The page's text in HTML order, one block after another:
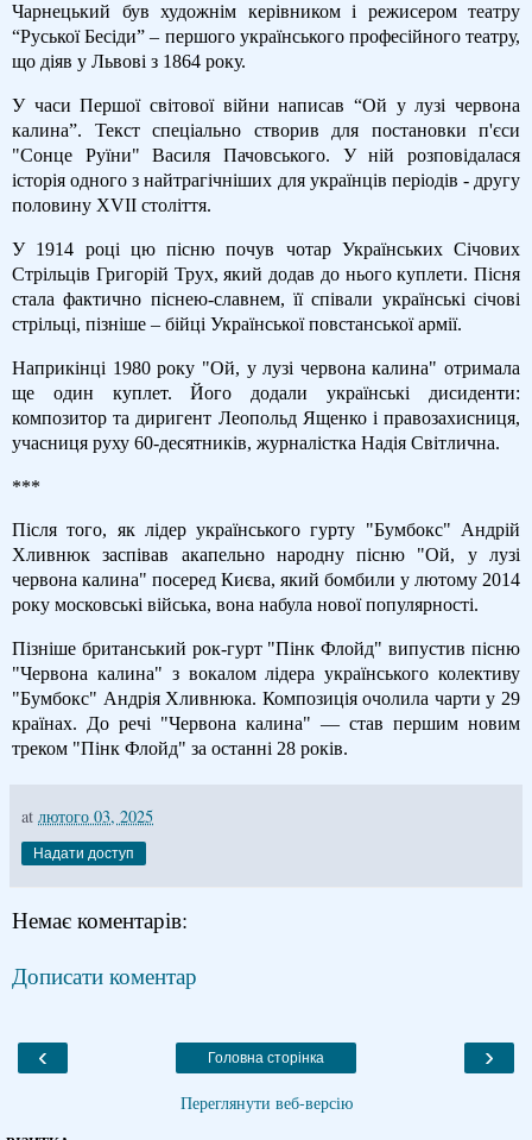
Чарнецький був художнім керівником і режисером театру
“Руської Бесіди” – першого українського професійного театру,
що діяв у Львові з 1864 року.
У часи Першої світової війни написав “Ой у лузі червона
калина”. Текст спеціально створив для постановки п'єси
"Сонце Руїни" Василя Пачовського. У ній розповідалася
історія одного з найтрагічніших для українців періодів - другу
половину XVII століття.
У 1914 році цю пісню почув чотар Українських Січових
Стрільців Григорій Трух, який додав до нього куплети. Пісня
стала фактично піснею-славнем, її співали українські січові
стрільці, пізніше – бійці Української повстанської армії.
Наприкінці 1980 року "Ой, у лузі червона калина" отримала
ще один куплет. Його додали українські дисиденти:
композитор та диригент Леопольд Ященко і правозахисниця,
учасниця руху 60-десятників, журналістка Надія Світлична.
***
Після того, як лідер українського гурту "Бумбокс" Андрій
Хливнюк заспівав акапельно народну пісню "Ой, у лузі
червона калина" посеред Києва, який бомбили у лютому 2014
року московські війська, вона набула нової популярності.
Пізніше британський рок-гурт "Пінк Флойд" випустив пісню
"Червона калина" з вокалом лідера українського колективу
"Бумбокс" Андрія Хливнюка. Композиція очолила чарти у 29
країнах. До речі "Червона калина" — став першим новим
треком "Пінк Флойд" за останні 28 років.
at лютого 03, 2025
Надати доступ
Немає коментарів:
Дописати коментар
‹ ›
Головна сторінка
Переглянути веб-версію